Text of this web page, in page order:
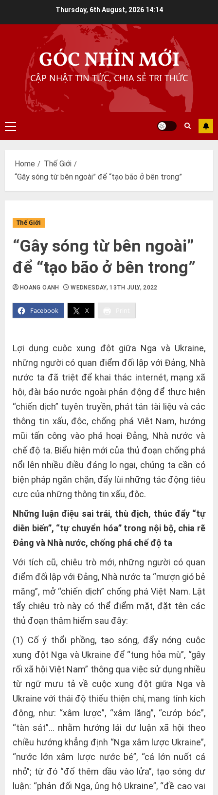
Thursday, 6th August, 2026 14:14
GÓC NHÌN MỚI
CẬP NHẬT TIN TỨC, CHIA SẺ TRI THỨC
Primary
Menu
Home
Thế Giới
“Gây sóng từ bên ngoài” để “tạo bão ở bên trong”
Thế Giới
“Gây sóng từ bên ngoài”
để “tạo bão ở bên trong”
Facebook X
HOANG OANH WEDNESDAY, 13TH JULY, 2022
Lợi dụng cuộc xung đột giữa Nga và Ukraine,
những người có quan điểm đối lập với Đảng, Nhà
nước ta đã triệt để khai thác internét, mạng xã
hội, đài báo nước ngoài phản động để thực hiện
“chiến dịch” tuyên truyền, phát tán tài liệu và các
thông tin xấu, độc, chống phá Việt Nam, hướng
mũi tấn công vào phá hoại Đảng, Nhà nước và
chế độ ta. Biểu hiện mới của thủ đoạn chống phá
nổi lên nhiều điều đáng lo ngại, chúng ta cần có
biện pháp ngăn chặn, đẩy lùi những tác động tiêu
cực của những thông tin xấu, độc.
Những luận điệu sai trái, thù địch, thúc đẩy “tự
diễn biến”, “tự chuyển hóa” trong nội bộ, chia rẽ
Đảng và Nhà nước, chống phá chế độ ta
Với tích cũ, chiêu trò mới, những người có quan
điểm đối lập với Đảng, Nhà nước ta “mượn gió bẻ
măng”, mở “chiến dịch” chống phá Việt Nam. Lật
tẩy chiêu trò này có thể điểm mặt, đặt tên các
thủ đoạn thâm hiểm sau đây:
(1) Cố ý thổi phồng, tạo sóng, đẩy nóng cuộc
xung đột Nga và Ukraine để “tung hỏa mù”, “gây
rối xã hội Việt Nam” thông qua việc sử dụng nhiều
từ ngữ mưu tả về cuộc xung đột giữa Nga và
Ukraine với thái độ thiếu thiện chí, mang tính kích
động, như: “xâm lược”, “xâm lăng”, “cướp bóc”,
“tàn sát”… nhằm hướng lái dư luận xã hội theo
chiều hướng khẳng định “Nga xâm lược Ukraine”,
“nước lớn xâm lược nước bé”, “cá lớn nuốt cá
nhỏ”; từ đó “đổ thêm dầu vào lửa”, tạo sóng dư
luận: “phản đối Nga, ủng hộ Ukraine”, “đề cao vai